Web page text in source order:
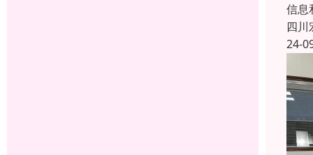
信息
四川
24-